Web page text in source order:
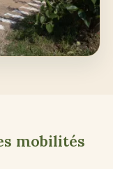
mobilités